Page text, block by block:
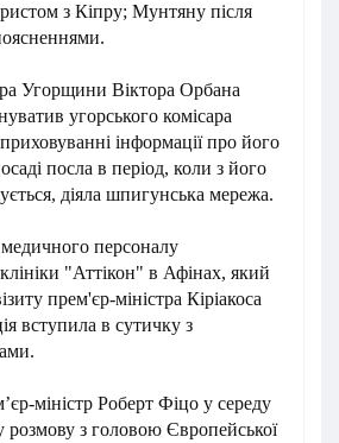
з Кіпру; Мунтяну після
Угорщини Віктора Орбана
угорського комісара
інформації про його
посла в період, коли з його
діяла шпигунська мережа.
персоналу
клініки "Аттікон" в Афінах, який
прем'єр-міністра Кіріакоса
вступила в сутичку з
міністр Роберт Фіцо у середу
розмову з головою Європейської